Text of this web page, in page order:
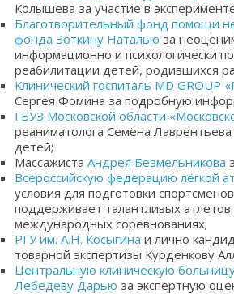
Колышева за участие в
Благотворительный фонд помощи
фонда Зоткину Наталью за
информационно и психологически
реабилитации детей, родившихся
Клинический госпиталь MD GROUP
Сергея Фомина за подробную
ГБУЗ Московской области
реаниматолога Семёна
детей;
Массажиста Андрея Безмельникова
Всероссийскую федерацию лёгкой
условия для подготовки
поддерживает талантливых
международных соревнованиях;
РГУ им. А.Н. Косыгина и лично
товарной экспертизы Курденкову
Центральную клиническую
Лебедеву Дарью за экспертную